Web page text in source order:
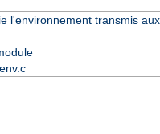
l'environnement transmis